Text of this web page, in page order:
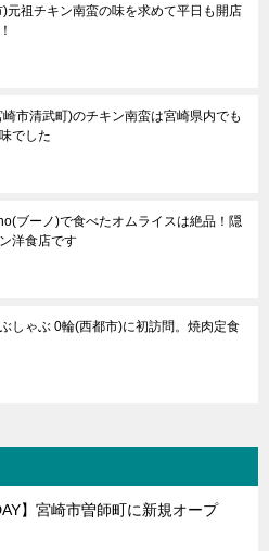
元祖チキン南蛮の味を求めて平日も開店
市清武町)のチキン南蛮は宮崎県内でも
でした
ブーノ)で食べたオムライスは絶品！隠
洋食店です
しゃぶ 0輪(西都市)に初訪問。焼肉定食
】宮崎市曽師町に新規オープ